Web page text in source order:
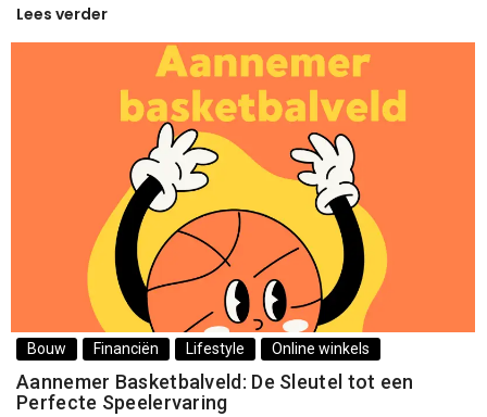
Lees verder
Bouw Financiën Lifestyle Online winkels
Aannemer Basketbalveld: De Sleutel tot een
Perfecte Speelervaring